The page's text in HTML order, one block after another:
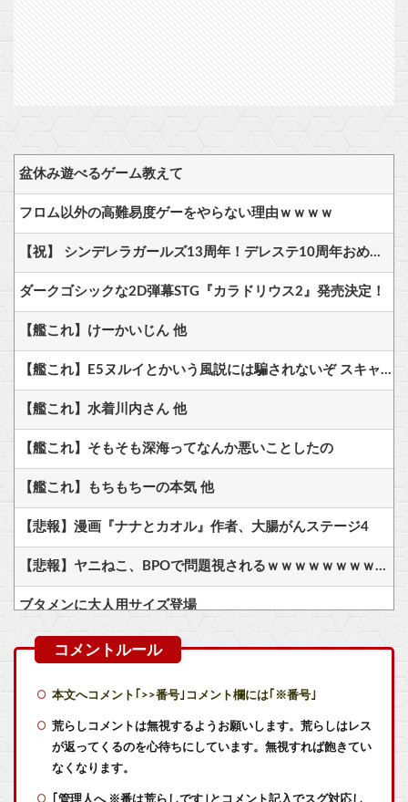
盆休み遊べるゲーム教えて
フロム以外の高難易度ゲーをやらない理由ｗｗｗｗ
【祝】 シンデレラガールズ13周年！デレステ10周年おめでとう！ガチャ更新SSR八神マキノ・イベントSRイヴ、SR望月聖！
ダークゴシックな2D弾幕STG『カラドリウス2』発売決定！
【艦これ】けーかいじん 他
【艦これ】E5ヌルイとかいう風説には騙されないぞ スキャンプくらいヌルイのなら考える
【艦これ】水着川内さん 他
【艦これ】そもそも深海ってなんか悪いことしたの
【艦これ】もちもちーの本気 他
【悲報】漫画『ナナとカオル』作者、大腸がんステージ4
【悲報】ヤニねこ、BPOで問題視されるｗｗｗｗｗｗｗｗｗｗｗｗｗ
ブタメンに大人用サイズ登場
フロム「ダークソウルを完結させるでー！」←おおええやん
ガキ「世界を救います」←飽きた。おっさんにしろ
本文へコメント｢>>番号｣コメント欄には｢※番号｣
荒らしコメントは無視するようお願いします。荒らしはレス
が返ってくるのを心待ちにしています。無視すれば飽きてい
なくなります。